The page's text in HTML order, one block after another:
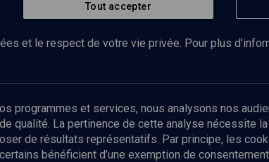
vous à notre newsletter
Envoyer
Tout accepter
et le respect de votre vie privée. Pour plus
programmes et services, nous analysons nos
qualité. La pertinence de cette analyse nécessite
de résultats représentatifs. Par principe, les
bénéficient d’une exemption de